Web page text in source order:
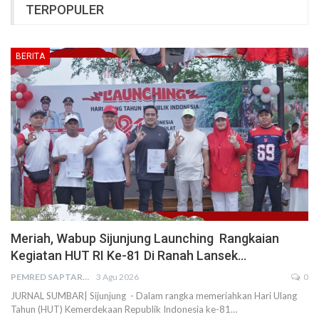
TERPOPULER
BERITA
Meriah, Wabup Sijunjung Launching Rangkaian
Kegiatan HUT RI Ke-81 Di Ranah Lansek…
PEMRED SAPTARIUS 3 Agu 2026 0
JURNAL SUMBAR| Sijunjung - Dalam rangka memeriahkan Hari Ulang
Tahun (HUT) Kemerdekaan Republik Indonesia ke-81…